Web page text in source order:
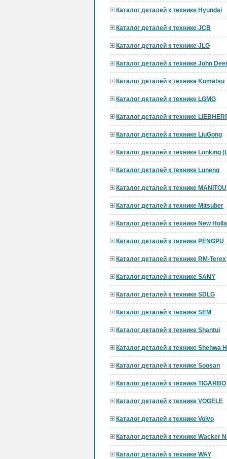
Каталог деталей к технике Hyundai
Каталог деталей к технике JCB
Каталог деталей к технике JLG
Каталог деталей к технике John
Каталог деталей к технике Komatsu
Каталог деталей к технике LGMG
Каталог деталей к технике
Каталог деталей к технике LiuGong
Каталог деталей к технике Lonking
Каталог деталей к технике Luneng
Каталог деталей к технике MANITOU
Каталог деталей к технике Mitsuber
Каталог деталей к технике New
Каталог деталей к технике PENGPU
Каталог деталей к технике RM-Terex
Каталог деталей к технике SANY
Каталог деталей к технике SDLG
Каталог деталей к технике SEM
Каталог деталей к технике Shantui
Каталог деталей к технике Shehwa
Каталог деталей к технике Soosan
Каталог деталей к технике TIGARBO
Каталог деталей к технике VOGELE
Каталог деталей к технике Volvo
Каталог деталей к технике Wacker
Каталог деталей к технике WAY